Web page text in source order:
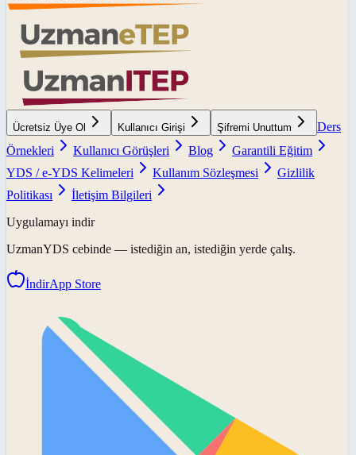
Ücretsiz Üye Ol Kullanıcı Girişi Şifremi Unuttum
Ders
Örnekleri
Kullanıcı Görüşleri Blog
Garantili Eğitim
YDS / e-YDS Kelimeleri
Kullanım Sözleşmesi
Gizlilik
Politikası
İletişim Bilgileri
Uygulamayı indir
UzmanYDS cebinde — istediğin an, istediğin yerde çalış.
İndirApp Store